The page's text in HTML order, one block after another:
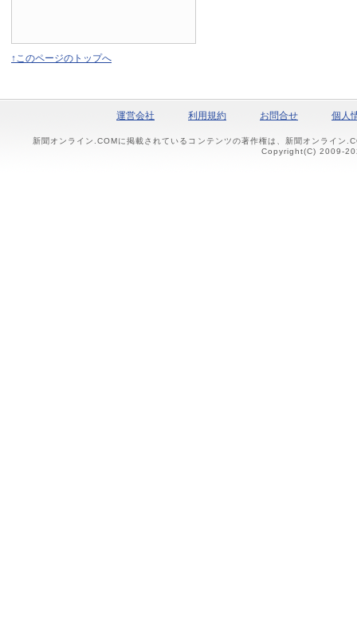
↑このページのトップへ
運営会社 利用規約 お問合せ 個人
新聞オンライン.COMに掲載されているコンテンツの著作権は、新聞オンライン
Copyright(C) 2009-